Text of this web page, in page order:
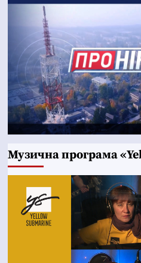
Музична програма